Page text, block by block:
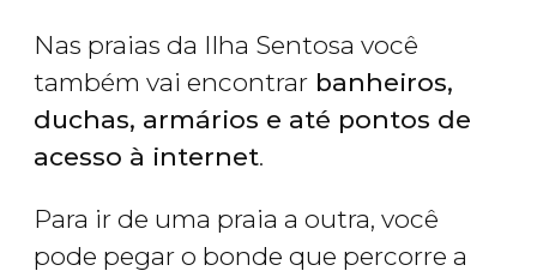
Nas praias da Ilha Sentosa você
também vai encontrar banheiros,
duchas, armários e até pontos de
acesso à internet.
Para ir de uma praia a outra, você
pode pegar o bonde que percorre a